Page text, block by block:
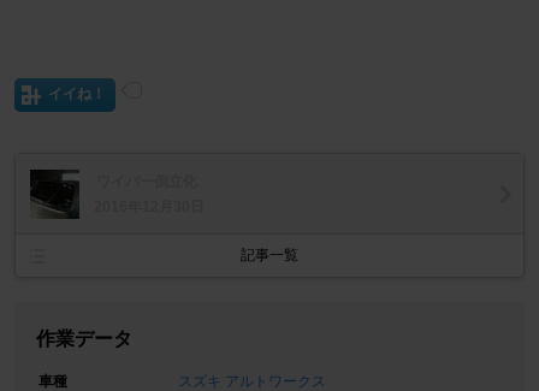
イイね！
記事一覧
作業データ
車種
スズキ アルトワークス